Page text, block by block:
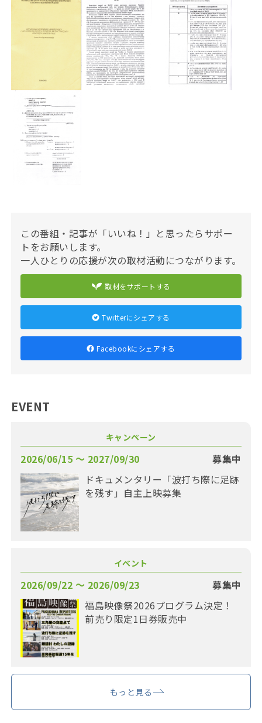
この番組・記事が「いいね！」と思ったらサポー
トをお願いします。
一人ひとりの応援が次の取材活動につながります。
取材をサポートする
Twitterにシェアする
Facebookにシェアする
EVENT
キャンペーン
2026/06/15 〜 2027/09/30
募集中
ドキュメンタリー「波打ち際に足跡
を残す」自主上映募集
イベント
2026/09/22 〜 2026/09/23
募集中
福島映像祭2026プログラム決定！
前売り限定1日券販売中
もっと見る